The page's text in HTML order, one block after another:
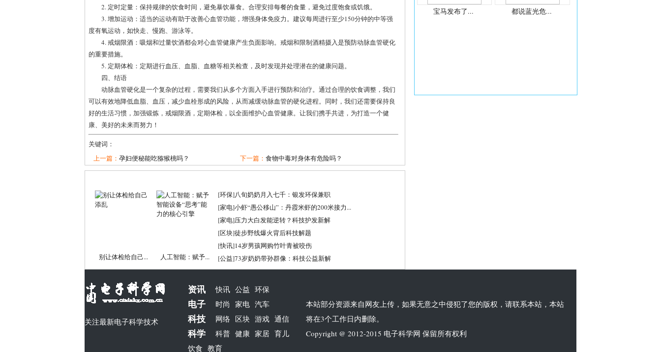
2. 定时定量：保持规律的饮食时间，避免暴饮暴食。合理安排每餐的食量，避免过度饱食或饥饿。
3. 增加运动：适当的运动有助于改善心血管功能，增强身体免疫力。建议每周进行至少150分钟的中等强
度有氧运动，如快走、慢跑、游泳等。
4. 戒烟限酒：吸烟和过量饮酒都会对心血管健康产生负面影响。戒烟和限制酒精摄入是预防动脉血管硬化
的重要措施。
5. 定期体检：定期进行血压、血脂、血糖等相关检查，及时发现并处理潜在的健康问题。
四、结语
动脉血管硬化是一个复杂的过程，需要我们从多个方面入手进行预防和治疗。通过合理的饮食调整，我们
可以有效地降低血脂、血压，减少血栓形成的风险，从而减缓动脉血管的硬化进程。同时，我们还需要保持良
好的生活习惯，加强锻炼，戒烟限酒，定期体检，以全面维护心血管健康。让我们携手共进，为打造一个健
康、美好的未来而努力！
关键词：
上一篇： 孕妇便秘能吃猕猴桃吗？ 下一篇： 食物中毒对身体有危险吗？
别让体检给自己... 人工智能：赋予...
[环保]八旬奶奶月入七千：银发环保兼职
[家电]小虾“愚公移山”：丹霞米虾的200米接力...
[家电]压力大白发能逆转？科技护发新解
[区块]徒步野线爆火背后科技解题
[快讯]14岁男孩网购竹叶青被咬伤
[公益]73岁奶奶带孙群像：科技公益新解
宝马发布了... 都说蓝光危...
关注最新电子科学技术
资讯 快讯 公益 环保
电子 时尚 家电 汽车
科技 网络 区块 游戏 通信
科学 科普 健康 家居 育儿
饮食 教育
本站部分资源来自网友上传，如果无意之中侵犯了您的版权，请联系本站，本站
将在3个工作日内删除。
Copyright @ 2012-2015 电子科学网 保留所有权利